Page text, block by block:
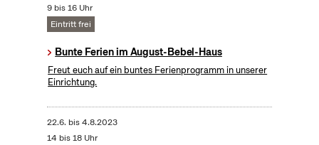
9 bis 16 Uhr
Eintritt frei
Bunte Ferien im August-Bebel-Haus
Freut euch auf ein buntes Ferienprogramm in unserer
Einrichtung.
22.6. bis4.8.2023
14 bis 18 Uhr